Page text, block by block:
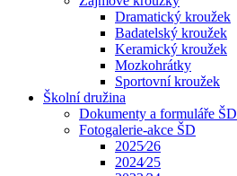
Dramatický kroužek
Badatelský kroužek
Keramický kroužek
Mozkohrátky
Sportovní kroužek
Školní družina
Dokumenty a formuláře ŠD
Fotogalerie-akce ŠD
2025⁄26
2024⁄25